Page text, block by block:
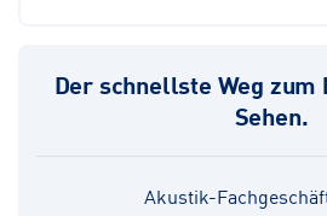
Der schnellste Weg zum
Sehen.
Akustik-